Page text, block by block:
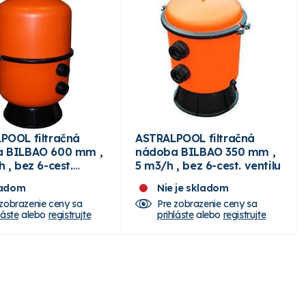
filtračná
BILBAO 600 mm ,
, bez 6-cest.
ceny sa
alebo registrujte
ASTRALPOOL filtračná
nádoba BILBAO 350 mm ,
5 m3/h , bez 6-cest. ventilu
Nie je skladom
Pre zobrazenie ceny sa
prihlástealebo registrujte